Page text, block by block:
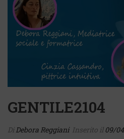
GENTILE2104
Di Debora Reggiani Inserito il09/